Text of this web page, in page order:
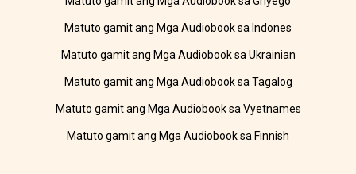
Matuto gamit ang Mga Audiobook sa Indones
Matuto gamit ang Mga Audiobook sa Ukrainian
Matuto gamit ang Mga Audiobook sa Tagalog
Matuto gamit ang Mga Audiobook sa Vyetnames
Matuto gamit ang Mga Audiobook sa Finnish